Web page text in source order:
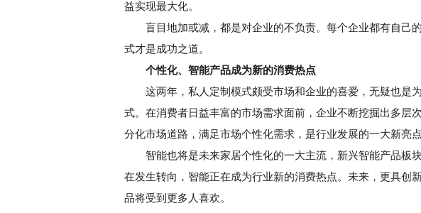
益实现最大化。
盲目地加或减，都是对企业的不负责。每个企业都有自己
式才是成功之道。
个性化、智能产品成为新的消费热点
这两年，私人定制模式颇受市场和企业的喜爱，无疑也是
式。在消费者日益丰富的市场需求面前，企业不断挖掘出多层
分化市场道路，满足市场个性化需求，是行业发展的一大新亮点
智能也将是未来家居个性化的一大主流，新兴智能产品板
在发生转向，智能正在成为行业新的消费热点。未来，更具创
品将受到更多人喜欢。